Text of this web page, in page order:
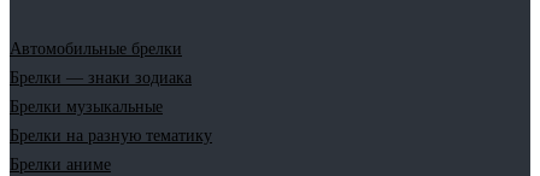
Автомобильные брелки
Брелки — знаки зодиака
Брелки музыкальные
Брелки на разную тематику
Брелки аниме